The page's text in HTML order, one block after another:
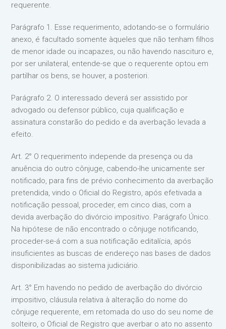
requerente.
Parágrafo 1. Esse requerimento, adotando-se o formulário
anexo, é facultado somente àqueles que não tenham filhos
de menor idade ou incapazes, ou não havendo nascituro e,
por ser unilateral, entende-se que o requerente optou em
partilhar os bens, se houver, a posteriori.
Parágrafo 2. O interessado deverá ser assistido por
advogado ou defensor público, cuja qualificação e
assinatura constarão do pedido e da averbação levada a
efeito.
Art. 2° O requerimento independe da presença ou da
anuência do outro cônjuge, cabendo-lhe unicamente ser
notificado, para fins de prévio conhecimento da averbação
pretendida, vindo o Oficial do Registro, após efetivada a
notificação pessoal, proceder, em cinco dias, com a
devida averbação do divórcio impositivo. Parágrafo Único.
Na hipótese de não encontrado o cônjuge notificando,
proceder-se-á com a sua notificação editalícia, após
insuficientes as buscas de endereço nas bases de dados
disponibilizadas ao sistema judiciário.
Art. 3° Em havendo no pedido de averbação do divórcio
impositivo, cláusula relativa à alteração do nome do
cônjuge requerente, em retomada do uso do seu nome de
solteiro, o Oficial de Registro que averbar o ato no assento